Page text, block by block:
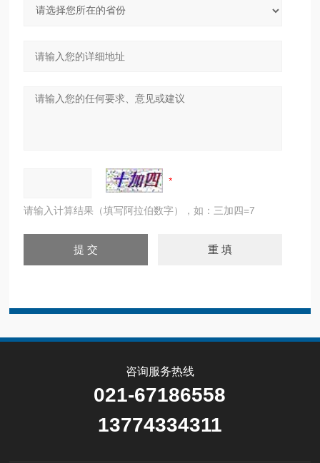
请输入计算结果（填写阿拉伯数字），如：三加四=7
咨询服务热线
021-67186558
13774334311